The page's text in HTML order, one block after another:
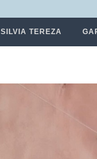
SILVIA TEREZA